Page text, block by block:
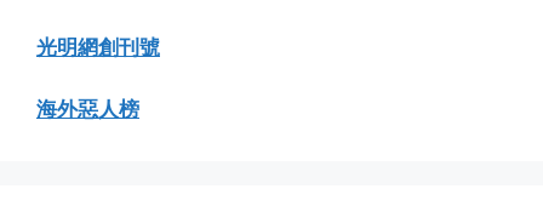
光明網創刊號
海外惡人榜